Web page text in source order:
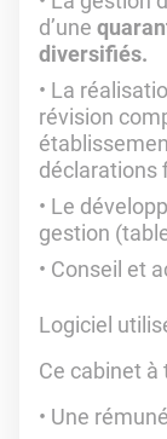
d’une
diversifiés.
La
révision
déclarations
Le
gestion
Conseil et
Logiciel
Ce cabinet à
Une